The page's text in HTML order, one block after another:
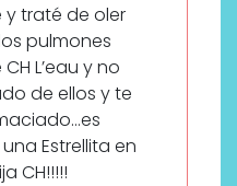
traté de oler
pulmones
L’eau y no
de ellos y te
Estrellita en
CH!!!!!